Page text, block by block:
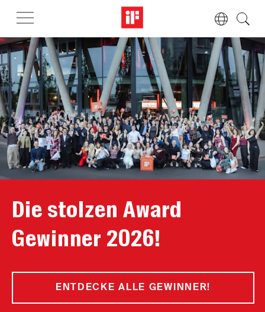
Die stolzen Award
Gewinner 2026!
ENTDECKE ALLE GEWINNER!